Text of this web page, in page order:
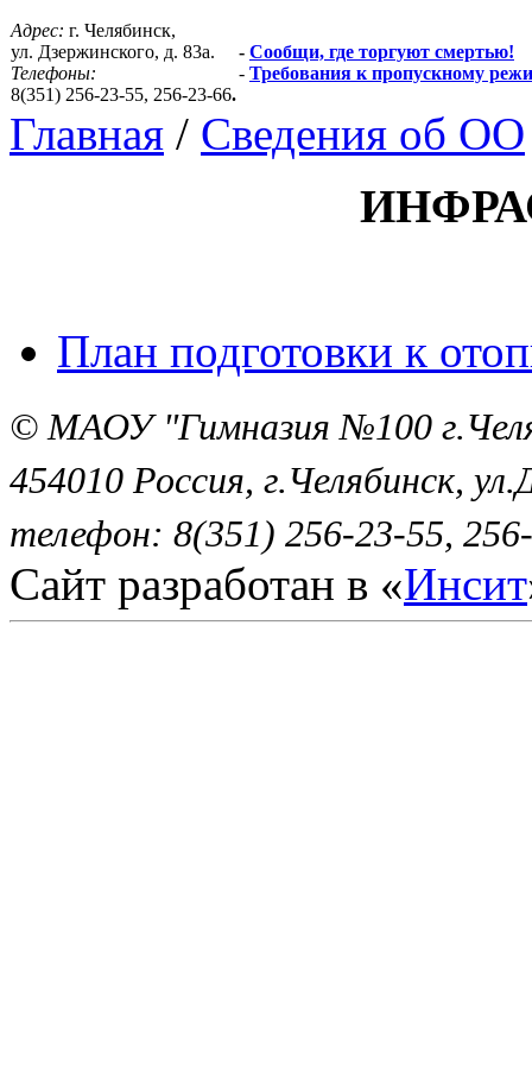
Адрес: г. Челябинск,
ул. Дзержинского, д. 83а.
Телефоны:
8(351) 256-23-55, 256-23-66.
- Сообщи, где торгуют смертью!
- Требования к пропускному
Главная / Сведения об ОО
План подготовки к
© МАОУ "Гимназия №100
454010 Россия, г.Челябинск,
телефон: 8(351) 256-23-55,
Сайт разработан в «Инсит